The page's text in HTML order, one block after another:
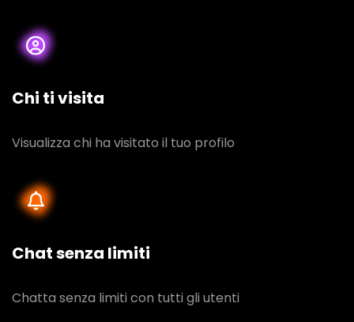
Chi ti visita
Visualizza chi ha visitato il tuo profilo
Chat senza limiti
Chatta senza limiti con tutti gli utenti